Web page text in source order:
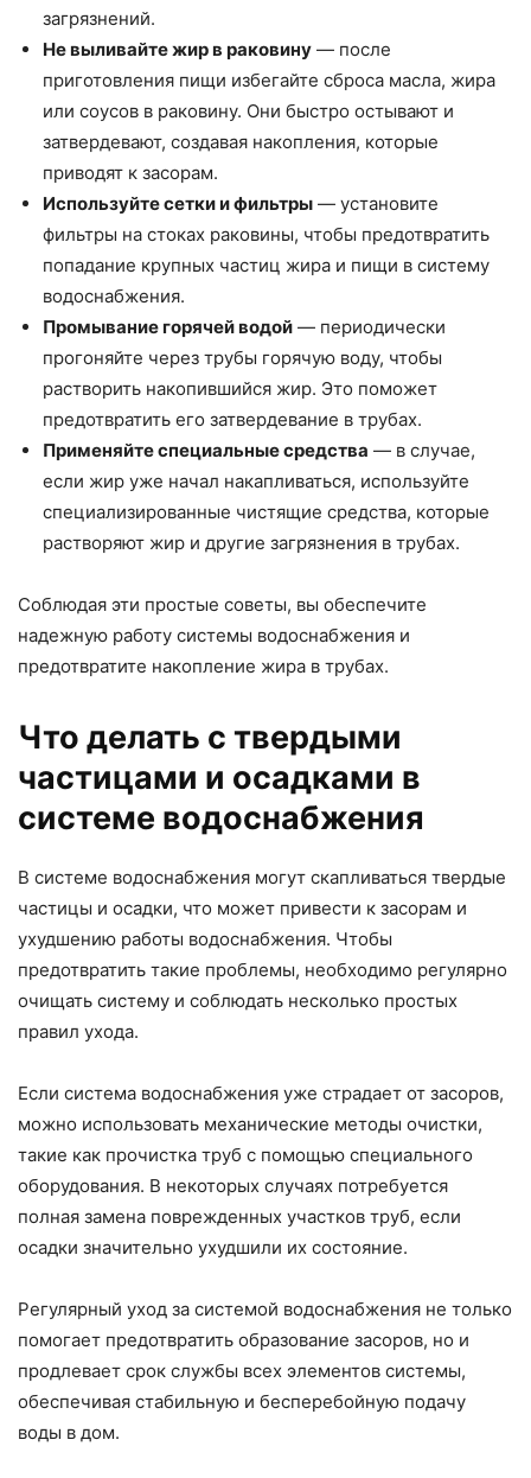
загрязнений.
Не выливайте жир в раковину — после
приготовления пищи избегайте сброса масла, жира
или соусов в раковину. Они быстро остывают и
затвердевают, создавая накопления, которые
приводят к засорам.
Используйте сетки и фильтры — установите
фильтры на стоках раковины, чтобы предотвратить
попадание крупных частиц жира и пищи в систему
водоснабжения.
Промывание горячей водой — периодически
прогоняйте через трубы горячую воду, чтобы
растворить накопившийся жир. Это поможет
предотвратить его затвердевание в трубах.
Применяйте специальные средства — в случае,
если жир уже начал накапливаться, используйте
специализированные чистящие средства, которые
растворяют жир и другие загрязнения в трубах.
Соблюдая эти простые советы, вы обеспечите
надежную работу системы водоснабжения и
предотвратите накопление жира в трубах.
Что делать с твердыми
частицами и осадками в
системе водоснабжения
В системе водоснабжения могут скапливаться твердые
частицы и осадки, что может привести к засорам и
ухудшению работы водоснабжения. Чтобы
предотвратить такие проблемы, необходимо регулярно
очищать систему и соблюдать несколько простых
правил ухода.
Если система водоснабжения уже страдает от засоров,
можно использовать механические методы очистки,
такие как прочистка труб с помощью специального
оборудования. В некоторых случаях потребуется
полная замена поврежденных участков труб, если
осадки значительно ухудшили их состояние.
Регулярный уход за системой водоснабжения не только
помогает предотвратить образование засоров, но и
продлевает срок службы всех элементов системы,
обеспечивая стабильную и бесперебойную подачу
воды в дом.